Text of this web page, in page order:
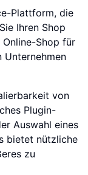
Plattform, die
Ihren Shop
Online-Shop für
Unternehmen
von
Plugin-
Auswahl eines
bietet nützliche
zu